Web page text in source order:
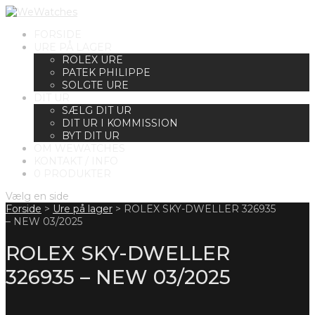
ROLEX URE
PATEK PHILIPPE
SOLGTE URE
SÆLG DIT UR
DIT UR I KOMMISSION
BYT DIT UR
Vælg en side
Forside > Ure på lager > ROLEX SKY-DWELLER 326935
– NEW 03/2025
ROLEX SKY-DWELLER
326935 – NEW 03/2025